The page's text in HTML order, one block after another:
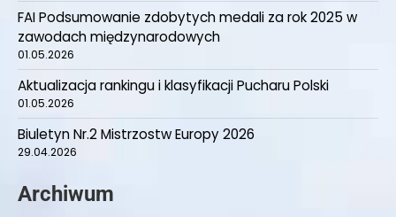
FAI Podsumowanie zdobytych medali za rok 2025 w
zawodach międzynarodowych
01.05.2026
Aktualizacja rankingu i klasyfikacji Pucharu Polski
01.05.2026
Biuletyn Nr.2 Mistrzostw Europy 2026
29.04.2026
Archiwum